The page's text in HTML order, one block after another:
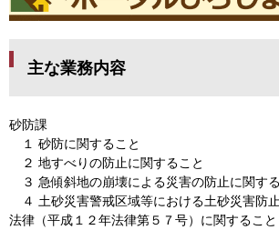
。
主な業務内容
砂防課
１ 砂防に関すること
２ 地すべりの防止に関すること
３ 急傾斜地の崩壊による災害の防止に関す
４ 土砂災害警戒区域等における土砂災害防
法律（平成１２年法律第５７号）に関すること